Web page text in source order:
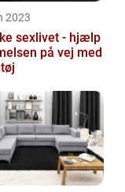
2023
sexlivet - hjælp
på vej med